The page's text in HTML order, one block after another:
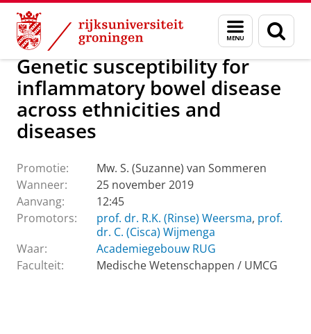
Skip
Content
Skip
Navigation
Menu
en
zoeken
Over ons Actueel Evenementen Promoties
Genetic susceptibility for
inflammatory bowel disease
across ethnicities and
diseases
Promotie:
Mw. S. (Suzanne) van Sommeren
Wanneer:
25 november 2019
Aanvang:
12:45
Promotors:
prof. dr. R.K. (Rinse) Weersma, prof.
dr. C. (Cisca) Wijmenga
Waar:
Academiegebouw RUG
Faculteit:
Medische Wetenschappen / UMCG